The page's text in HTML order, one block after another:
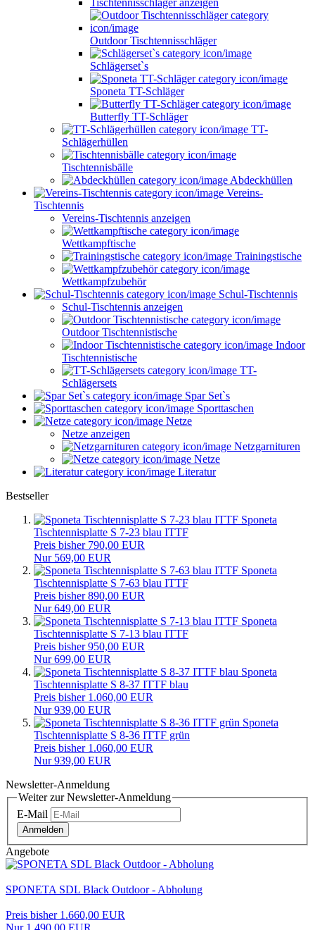
Outdoor Tischtennisschläger
Schlägerset`s
Sponeta TT-Schläger
Butterfly TT-Schläger
TT-
Schlägerhüllen
Tischtennisbälle
Abdeckhüllen
Vereins-
Tischtennis
Vereins-Tischtennis anzeigen
Wettkampftische
Trainingstische
Wettkampfzubehör
Schul-Tischtennis
Schul-Tischtennis anzeigen
Outdoor Tischtennistische
Indoor
Tischtennistische
TT-
Schlägersets
Spar Set`s
Sporttaschen
Netze
Netze anzeigen
Netzgarnituren
Netze
Literatur
Bestseller
Sponeta
Tischtennisplatte S 7-23 blau ITTF
Preis bisher 790,00 EUR
Nur 569,00 EUR
Sponeta
Tischtennisplatte S 7-63 blau ITTF
Preis bisher 890,00 EUR
Nur 649,00 EUR
Sponeta
Tischtennisplatte S 7-13 blau ITTF
Preis bisher 950,00 EUR
Nur 699,00 EUR
Sponeta
Tischtennisplatte S 8-37 ITTF blau
Preis bisher 1.060,00 EUR
Nur 939,00 EUR
Sponeta
Tischtennisplatte S 8-36 ITTF grün
Preis bisher 1.060,00 EUR
Nur 939,00 EUR
Newsletter-Anmeldung
Weiter zur Newsletter-Anmeldung
E-Mail
Anmelden
Angebote
SPONETA SDL Black Outdoor - Abholung
Preis bisher 1.660,00 EUR